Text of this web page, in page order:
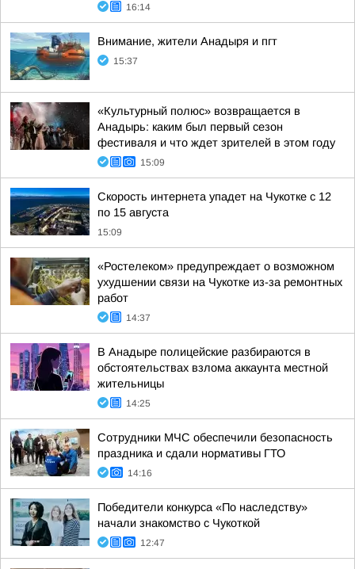
16:14
Внимание, жители Анадыря и пгт
15:37
«Культурный полюс» возвращается в
Анадырь: каким был первый сезон
фестиваля и что ждет зрителей в этом году
15:09
Скорость интернета упадет на Чукотке с 12
по 15 августа
15:09
«Ростелеком» предупреждает о возможном
ухудшении связи на Чукотке из-за ремонтных
работ
14:37
В Анадыре полицейские разбираются в
обстоятельствах взлома аккаунта местной
жительницы
14:25
Сотрудники МЧС обеспечили безопасность
праздника и сдали нормативы ГТО
14:16
Победители конкурса «По наследству»
начали знакомство с Чукоткой
12:47